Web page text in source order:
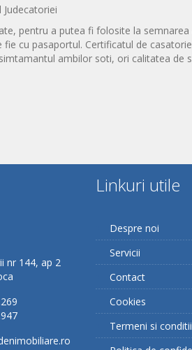
pentru a putea fi folosite la
cu pasaportul. Certificatul de
ambilor soti, ori calitatea
nr 144, ap 2
Linkuri utile
Despre noi
Servicii
Contact
Cookies
Termeni si conditii